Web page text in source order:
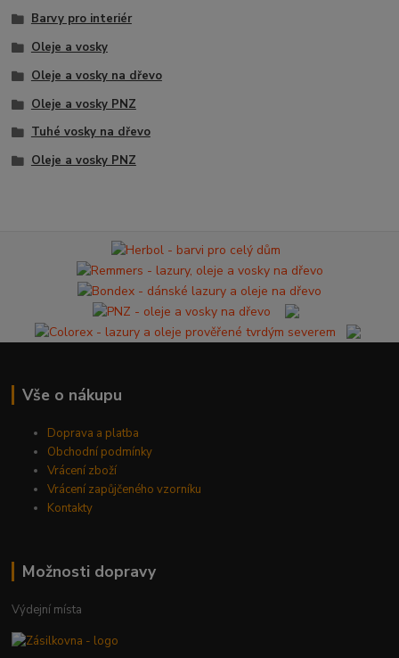
Barvy pro interiér
Oleje a vosky
Oleje a vosky na dřevo
Oleje a vosky PNZ
Tuhé vosky na dřevo
Oleje a vosky PNZ
Vše o nákupu
Doprava a platba
Obchodní podmínky
Vrácení zboží
Vrácení zapůjčeného vzorníku
Kontakty
Možnosti dopravy
Výdejní místa